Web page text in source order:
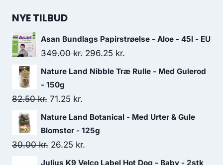
NYE TILBUD
Asan Bundlags Papirstrøelse - Aloe - 45l - EU
349.00kr. Den
oprindelige
349.00 kr..
296.25 kr.
aktuelle
296.25 kr..
Nature Land Nibble Træ Rulle - Med Gulerod
- 150g
82.50kr. Den
oprindelige
pris
var:
82.50 kr..
71.25 kr.
aktuelle
pris
er:
71.25 kr..
Nature Land Botanical - Med Urter & Gule
Blomster - 125g
30.00kr. Den
oprindelige
26.25 kr.
aktuelle
Julius K9 Velco Label Hot Dog - Baby - 2stk